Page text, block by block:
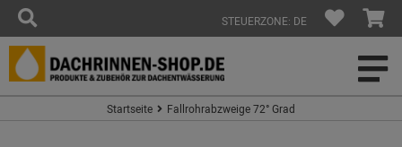
STEUERZONE: DE
Startseite Fallrohrabzweige 72° Grad